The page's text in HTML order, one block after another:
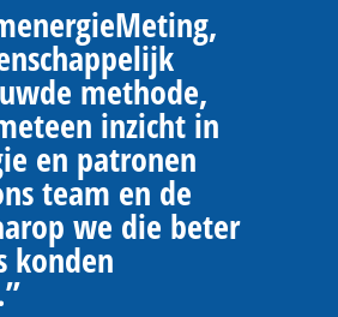
methode,
inzicht in
en patronen
team en de
we die beter
konden